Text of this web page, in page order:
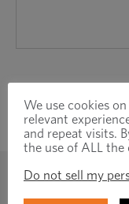
We use cookies
relevant
and repeat visits.
the use of ALL the
Do not sell my